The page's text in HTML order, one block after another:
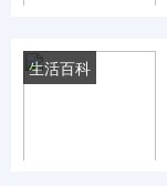
生活百科